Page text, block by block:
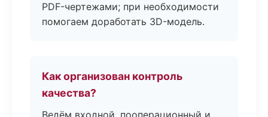
PDF-чертежами; при необходимости
помогаем доработать 3D-модель.
Как организован контроль
качества?
Ведём входной, пооперационный и